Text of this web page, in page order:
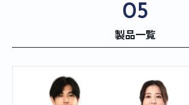
05
製品一覧